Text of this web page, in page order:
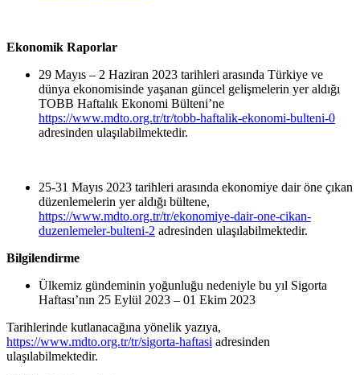
Ekonomik Raporlar
29 Mayıs – 2 Haziran 2023 tarihleri arasında Türkiye ve
dünya ekonomisinde yaşanan güncel gelişmelerin yer aldığı
TOBB Haftalık Ekonomi Bülteni’ne
https://www.mdto.org.tr/tr/tobb-haftalik-ekonomi-bulteni-0
adresinden ulaşılabilmektedir.
25-31 Mayıs 2023 tarihleri arasında ekonomiye dair öne çıkan
düzenlemelerin yer aldığı bültene,
https://www.mdto.org.tr/tr/ekonomiye-dair-one-cikan-
duzenlemeler-bulteni-2 adresinden ulaşılabilmektedir.
Bilgilendirme
Ülkemiz gündeminin yoğunluğu nedeniyle bu yıl Sigorta
Haftası’nın 25 Eylül 2023 – 01 Ekim 2023
Tarihlerinde kutlanacağına yönelik yazıya,
https://www.mdto.org.tr/tr/sigorta-haftasi adresinden
ulaşılabilmektedir.